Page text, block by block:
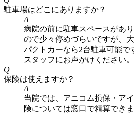
駐車場はどこにありますか？
A
病院の前に駐車スペースがあ
ので少々停めづらいですが、
パクトカーなら2台駐車可能で
スタッフにお声がけください。
Q
保険は使えますか？
A
当院では、アニコム損保・ア
険については窓口で精算でき